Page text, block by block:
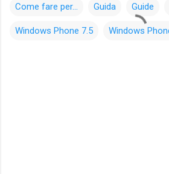
Come fare per... Guida Guide
Windows Phone 7.5 Windows